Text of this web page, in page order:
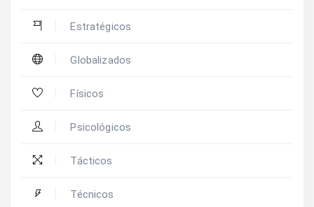
Estratégicos
Globalizados
Físicos
Psicológicos
Tácticos
Técnicos